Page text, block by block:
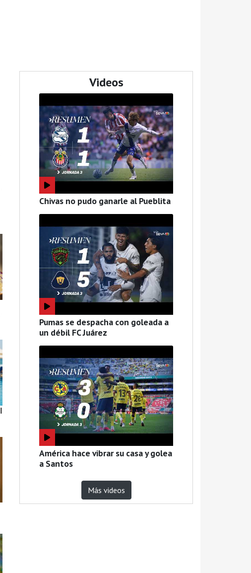
Videos
Chivas no pudo ganarle al Pueblita
Pumas se despacha con goleada a
un débil FC Juárez
América hace vibrar su casa y golea
a Santos
Más videos